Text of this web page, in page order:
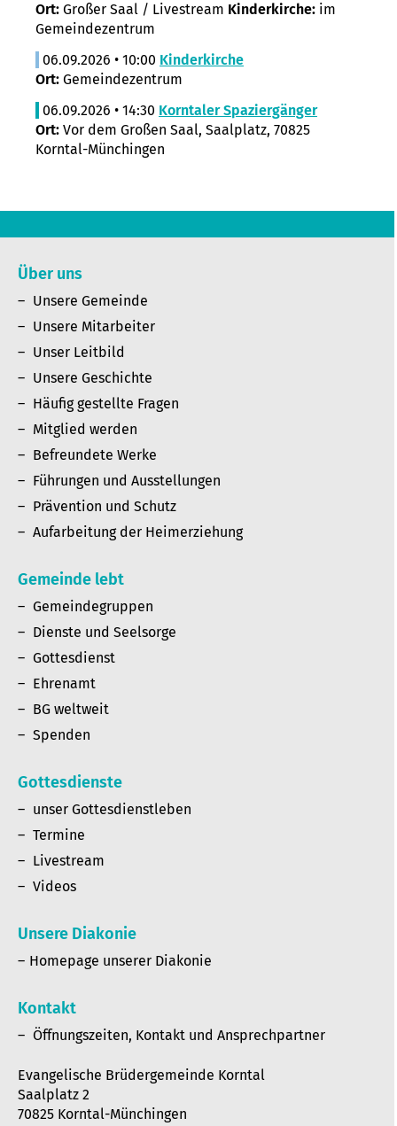
Ort: Großer Saal / Livestream Kinderkirche: im
Gemeindezentrum
06.09.2026 • 10:00 Kinderkirche
Ort: Gemeindezentrum
06.09.2026 • 14:30 Korntaler Spaziergänger
Ort: Vor dem Großen Saal, Saalplatz, 70825
Korntal-Münchingen
Über uns
Unsere Gemeinde
Unsere Mitarbeiter
Unser Leitbild
Unsere Geschichte
Häufig gestellte Fragen
Mitglied werden
Befreundete Werke
Führungen und Ausstellungen
Prävention und Schutz
Aufarbeitung der Heimerziehung
Gemeinde lebt
Gemeindegruppen
Dienste und Seelsorge
Gottesdienst
Ehrenamt
BG weltweit
Spenden
Gottesdienste
unser Gottesdienstleben
Termine
Livestream
Videos
Unsere Diakonie
Homepage unserer Diakonie
Kontakt
Öffnungszeiten, Kontakt und Ansprechpartner
Evangelische Brüdergemeinde Korntal
Saalplatz 2
70825 Korntal-Münchingen